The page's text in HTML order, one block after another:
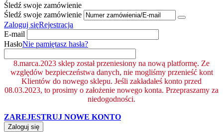
Śledź swoje zamówienie
Śledź swoje zamówienie
Zaloguj sięRejestracja
E-mail
HasłoNie pamiętasz hasła?
8.marca.2023 sklep został przeniesiony na nową platformę. Ze
względów bezpieczeństwa danych, nie mogliśmy przenieść kont
Klientów do nowego sklepu. Jeśli zakładałeś konto przed
08.03.2023, to prosimy o założenie nowego konta. Przepraszamy za
niedogodności.
ZAREJESTRUJ NOWE KONTO
Zaloguj się